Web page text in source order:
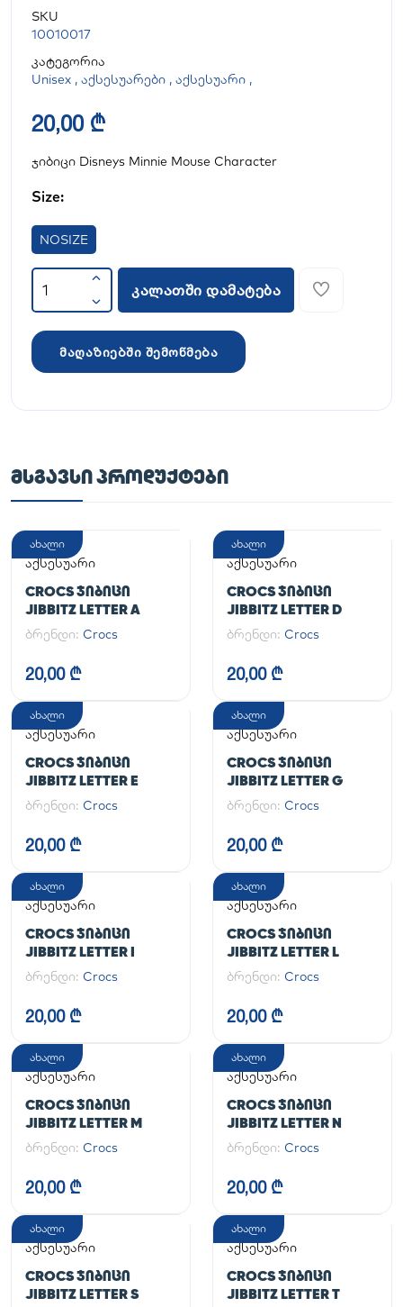
SKU
10010017
კატეგორია
Unisex , აქსესუარები , აქსესუარი ,
20,00 ₾
ჯიბიცი Disneys Minnie Mouse Character
Size:
NOSIZE
კალათში დამატება
მაღაზიებში შემოწმება
ᲛᲡᲒᲐᲕᲡᲘ ᲞᲠᲝᲓᲣᲥᲢᲔᲑᲘ
ახალი
აქსესუარი
CROCS ᲯᲘᲑᲘᲪᲘ
JIBBITZ LETTER A
ბრენდი: Crocs
20,00 ₾
ახალი
აქსესუარი
CROCS ᲯᲘᲑᲘᲪᲘ
JIBBITZ LETTER D
ბრენდი: Crocs
20,00 ₾
ახალი
აქსესუარი
CROCS ᲯᲘᲑᲘᲪᲘ
JIBBITZ LETTER E
ბრენდი: Crocs
20,00 ₾
ახალი
აქსესუარი
CROCS ᲯᲘᲑᲘᲪᲘ
JIBBITZ LETTER G
ბრენდი: Crocs
20,00 ₾
ახალი
აქსესუარი
CROCS ᲯᲘᲑᲘᲪᲘ
JIBBITZ LETTER I
ბრენდი: Crocs
20,00 ₾
ახალი
აქსესუარი
CROCS ᲯᲘᲑᲘᲪᲘ
JIBBITZ LETTER L
ბრენდი: Crocs
20,00 ₾
ახალი
აქსესუარი
CROCS ᲯᲘᲑᲘᲪᲘ
JIBBITZ LETTER M
ბრენდი: Crocs
20,00 ₾
ახალი
აქსესუარი
CROCS ᲯᲘᲑᲘᲪᲘ
JIBBITZ LETTER N
ბრენდი: Crocs
20,00 ₾
ახალი
აქსესუარი
CROCS ᲯᲘᲑᲘᲪᲘ
JIBBITZ LETTER S
ახალი
აქსესუარი
CROCS ᲯᲘᲑᲘᲪᲘ
JIBBITZ LETTER T